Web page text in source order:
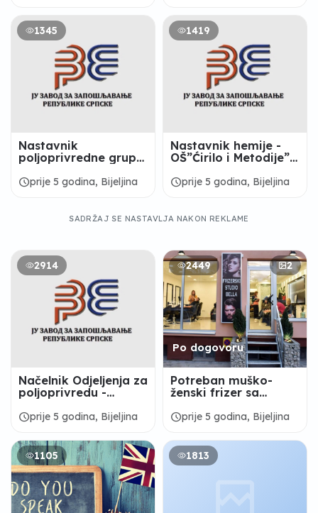
1345
Nastavnik
poljoprivredne grupa
Poljoprivredna i
scheduleprije 5 godina, Bijeljina
1419
Nastavnik hemije -
OŠ”Ćirilo i Metodije”
scheduleprije 5 godina, Bijeljina
SADRŽAJ SE NASTAVLJA NAKON REKLAME
2914
Načelnik Odjeljenja za
poljoprivredu -
Grada Bijeljina
scheduleprije 5 godina, Bijeljina
2449 2
Po dogovoru
Potreban muško-
ženski frizer sa
scheduleprije 5 godina, Bijeljina
1105 1813